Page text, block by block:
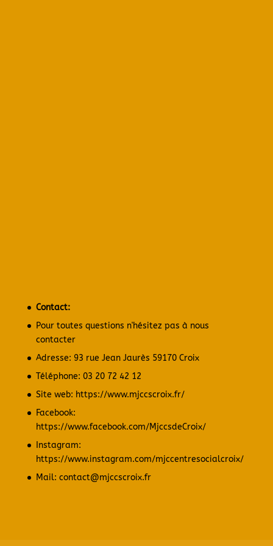
Contact:
Pour toutes questions n'hésitez pas à nous
contacter
Adresse: 93 rue Jean Jaurès 59170 Croix
Téléphone: 03 20 72 42 12
Site web: https://www.mjccscroix.fr/
Facebook:
https://www.facebook.com/MjccsdeCroix/
Instagram:
https://www.instagram.com/mjccentresocialcroix/
Mail: contact@mjccscroix.fr